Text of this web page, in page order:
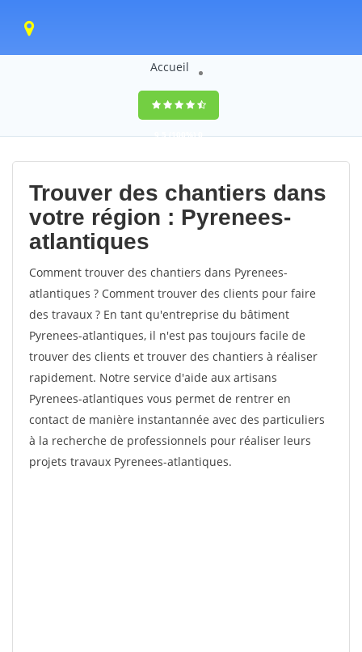
Accueil
9,5(100%)0
votes
Trouver des chantiers dans
votre région : Pyrenees-
atlantiques
Comment trouver des chantiers dans Pyrenees-
atlantiques ? Comment trouver des clients pour faire
des travaux ? En tant qu'entreprise du bâtiment
Pyrenees-atlantiques, il n'est pas toujours facile de
trouver des clients et trouver des chantiers à réaliser
rapidement. Notre service d'aide aux artisans
Pyrenees-atlantiques vous permet de rentrer en
contact de manière instantannée avec des particuliers
à la recherche de professionnels pour réaliser leurs
projets travaux Pyrenees-atlantiques.